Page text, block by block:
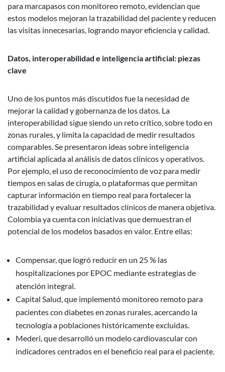
para marcapasos con monitoreo remoto, evidencian que
estos modelos mejoran la trazabilidad del paciente y reducen
las visitas innecesarias, logrando mayor eficiencia y calidad.
Datos, interoperabilidad e inteligencia artificial: piezas
clave
Uno de los puntos más discutidos fue la necesidad de
mejorar la calidad y gobernanza de los datos. La
interoperabilidad sigue siendo un reto crítico, sobre todo en
zonas rurales, y limita la capacidad de medir resultados
comparables. Se presentaron ideas sobre inteligencia
artificial aplicada al análisis de datos clínicos y operativos.
Por ejemplo, el uso de reconocimiento de voz para medir
tiempos en salas de cirugía, o plataformas que permitan
capturar información en tiempo real para fortalecer la
trazabilidad y evaluar resultados clínicos de manera objetiva.
Colombia ya cuenta con iniciativas que demuestran el
potencial de los modelos basados en valor. Entre ellas:
Compensar, que logró reducir en un 25 % las
hospitalizaciones por EPOC mediante estrategias de
atención integral.
Capital Salud, que implementó monitoreo remoto para
pacientes con diabetes en zonas rurales, acercando la
tecnología a poblaciones históricamente excluidas.
Mederi, que desarrolló un modelo cardiovascular con
indicadores centrados en el beneficio real para el paciente.